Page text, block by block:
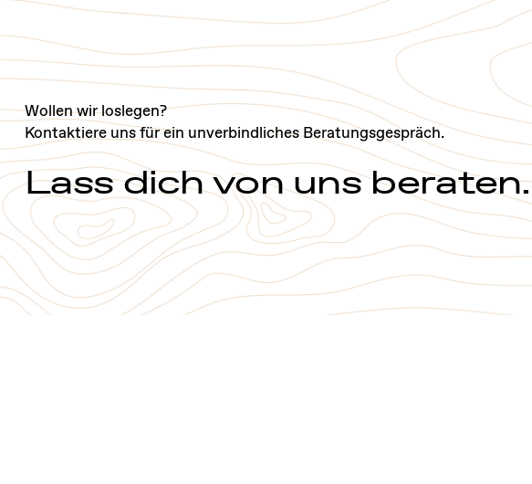
Wollen wir loslegen?
Kontaktiere uns für ein unverbindliches Beratungsgespräch.
Lass dich von uns beraten.